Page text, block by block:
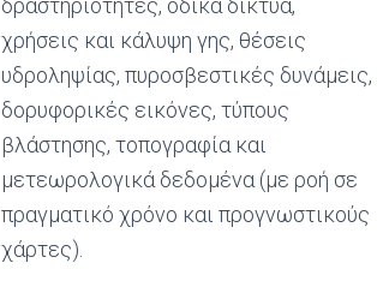
δραστηριότητες, οδικά δίκτυα,
χρήσεις και κάλυψη γης, θέσεις
υδροληψίας, πυροσβεστικές δυνάμεις,
δορυφορικές εικόνες, τύπους
βλάστησης, τοπογραφία και
μετεωρολογικά δεδομένα (με ροή σε
πραγματικό χρόνο και προγνωστικούς
χάρτες).